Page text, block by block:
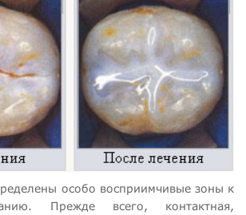
особо восприимчивые зоны к
Прежде всего, контактная,